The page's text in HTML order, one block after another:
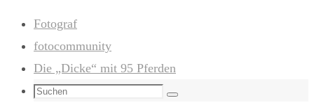
Zum
Inhalt
springen
Fotograf
fotocommunity
Die „Dicke“ mit 95 Pferden
Suchen
Suchen